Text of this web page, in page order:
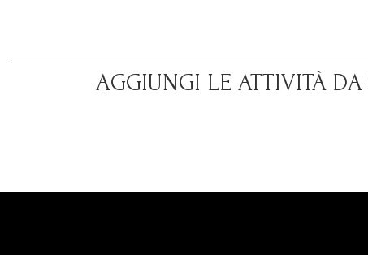
AGGIUNGI LE ATTIVITÀ